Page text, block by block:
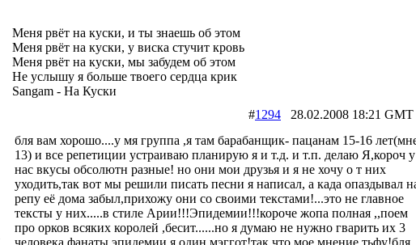
Меня рвёт на куски, и ты знаешь об этом
Меня рвёт на куски, у виска стучит кровь
Меня рвёт на куски, мы забудем об этом
Не услышу я больше твоего сердца крик
Sangam - На Куски
#1294 28.02.2008 18:21
бля вам хорошо....у мя группа ,я там барабанщик- пацанам 15-16
13) и все репетиции устраиваю планирую я и т.д. и т.п. делаю Я,короч у
нас вкусы обсолютн разные! но они мои друзья и я не хочу о т них
уходить,так вот мы решили писать песни я написал, а када опаздывал
репу её дома забыл,прихожу они со своими текстами!...это не главное
тексты у них.....в стиле Арии!!!Эпидемии!!!короче жопа полная ,,поем
про орков всяких королей ,бесит......но я думаю не нужно гварить их 3
человека фанаты эпидемии я один мэггот!так что мое мнение тьфу!бля